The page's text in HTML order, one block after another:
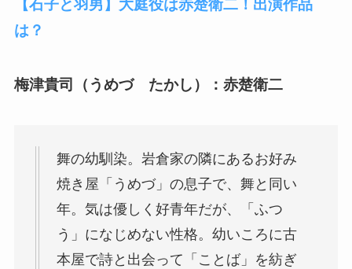
【石子と羽男】大庭役は赤楚衛二！出演作品
は？
梅津貴司（うめづ たかし）：赤楚衛二
舞の幼馴染。岩倉家の隣にあるお好み
焼き屋「うめづ」の息子で、舞と同い
年。気は優しく好青年だが、「ふつ
う」になじめない性格。幼いころに古
本屋で詩と出会って「ことば」を紡ぎ